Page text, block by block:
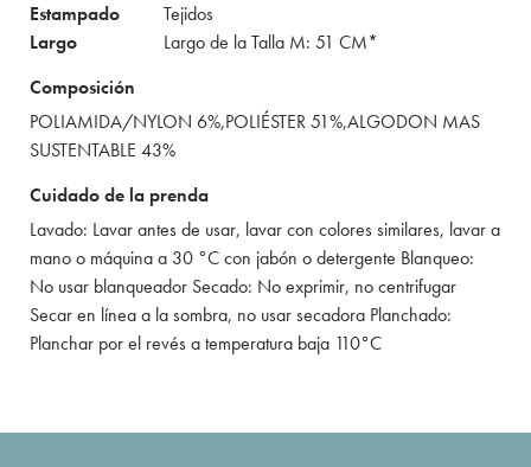
Estampado
Tejidos
Largo
Largo de la Talla M: 51 CM*
Composición
POLIAMIDA/NYLON 6%,POLIÉSTER 51%,ALGODON MAS
SUSTENTABLE 43%
Cuidado de la prenda
Lavado: Lavar antes de usar, lavar con colores similares, lavar a
mano o máquina a 30 °C con jabón o detergente Blanqueo:
No usar blanqueador Secado: No exprimir, no centrifugar
Secar en línea a la sombra, no usar secadora Planchado:
Planchar por el revés a temperatura baja 110°C